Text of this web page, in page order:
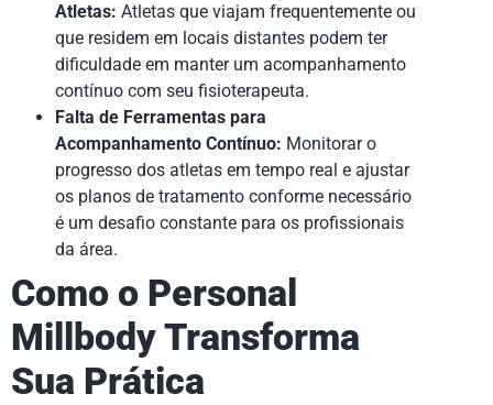
Atletas: Atletas que viajam frequentemente ou
que residem em locais distantes podem ter
dificuldade em manter um acompanhamento
contínuo com seu fisioterapeuta.
Falta de Ferramentas para
Acompanhamento Contínuo: Monitorar o
progresso dos atletas em tempo real e ajustar
os planos de tratamento conforme necessário
é um desafio constante para os profissionais
da área.
Como o Personal
Millbody Transforma
Sua Prática